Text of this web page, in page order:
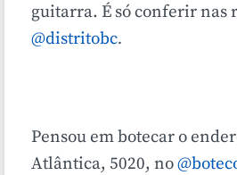
guitarra. É só conferir nas
@distritobc.
Pensou em botecar o
Atlântica, 5020, no